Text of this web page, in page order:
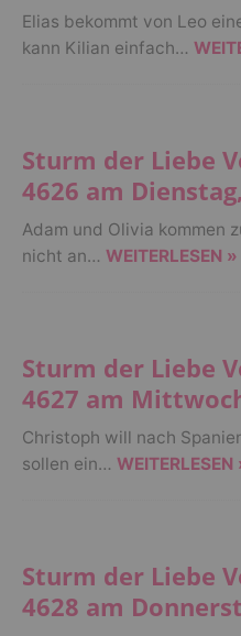
Elias bekommt von Leo
kann Kilian einfach…
Sturm der Liebe
4626 am
Adam und Olivia kommen
nicht an… WEITERLESEN »
Sturm der Liebe
4627 am
Christoph will nach
sollen ein… WEITERLESEN
Sturm der Liebe
4628 am